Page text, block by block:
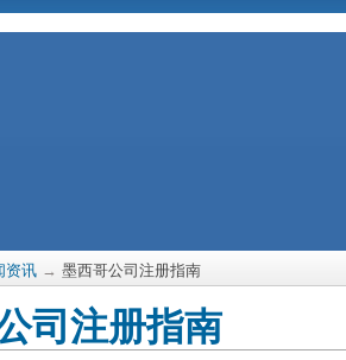
资讯 → 墨西哥公司注册指南
司注册指南